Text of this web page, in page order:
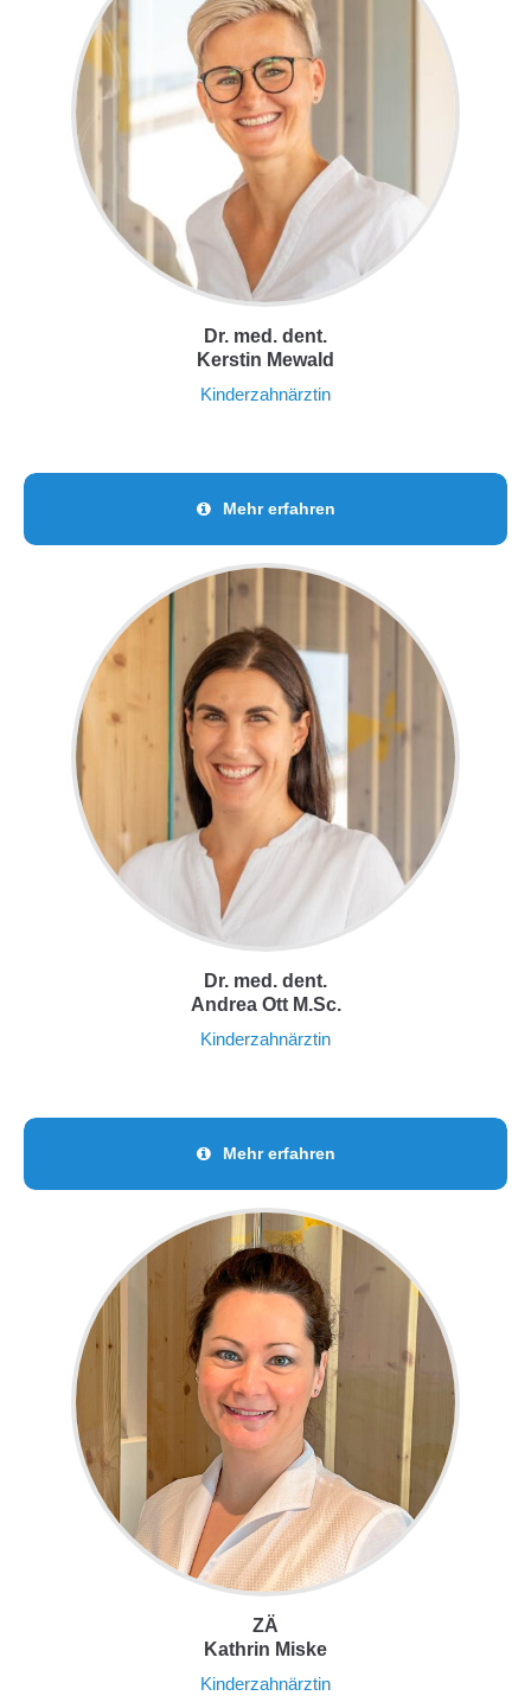
Dr. med. dent.
Kerstin Mewald
Kinderzahnärztin
Mehr erfahren
Dr. med. dent.
Andrea Ott M.Sc.
Kinderzahnärztin
Mehr erfahren
ZÄ
Kathrin Miske
Kinderzahnärztin